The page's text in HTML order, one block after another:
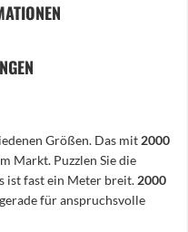
Größen. Das mit 2000
Markt. Puzzlen Sie die
ist fast ein Meter breit. 2000
für anspruchsvolle